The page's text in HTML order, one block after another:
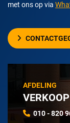
met ons op via
AFDELING
VERKOOP
010 - 820